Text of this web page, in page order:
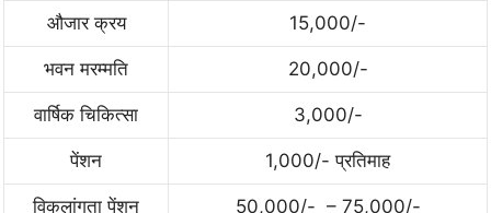
औजार क्रय 15,000/-
भवन मरम्मति 20,000/-
वार्षिक चिकित्सा 3,000/-
पेंशन 1,000/- प्रतिमाह
विकलांगता पेंशन 50,000/- – 75,000/-